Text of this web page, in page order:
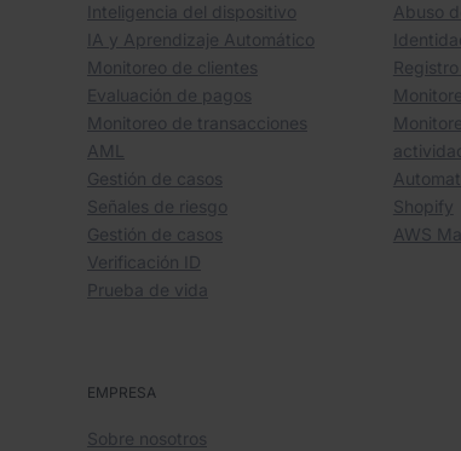
Inteligencia del dispositivo
IA y Aprendizaje Automático
Monitoreo de clientes
Evaluación de pagos
Monitoreo de transacciones
AML
Gestión de casos
Señales de riesgo
Gestión de casos
Verificación ID
Prueba de vida
Abuso
Shopify
AWS
EMPRESA
Sobre nosotros